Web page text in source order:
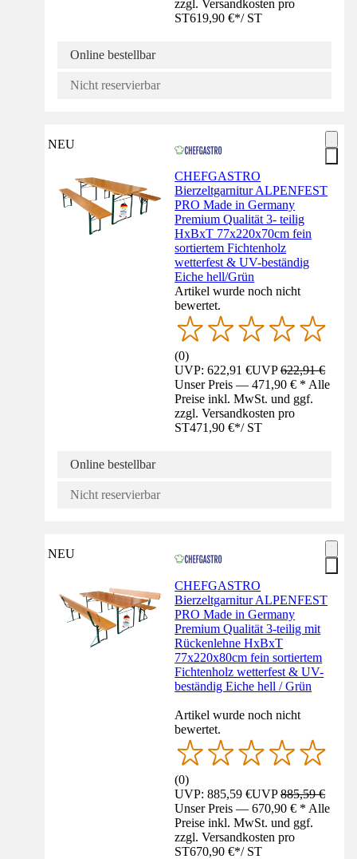
zzgl. Versandkosten pro
ST619,90 €*/ ST
Online bestellbar
Nicht reservierbar
NEU
CHEFGASTRO
Bierzeltgarnitur ALPENFEST
PRO Made in Germany
Premium Qualität 3- teilig
HxBxT 77x220x70cm fein
sortiertem Fichtenholz
wetterfest & UV-beständig
Eiche hell/Grün
Artikel wurde noch nicht
bewertet.
(0)
UVP: 622,91 €UVP622,91 €
Unser Preis — 471,90 € * Alle
Preise inkl. MwSt. und ggf.
zzgl. Versandkosten pro
ST471,90 €*/ ST
Online bestellbar
Nicht reservierbar
NEU
CHEFGASTRO
Bierzeltgarnitur ALPENFEST
PRO Made in Germany
Premium Qualität 3-teilig mit
Rückenlehne HxBxT
77x220x80cm fein sortiertem
Fichtenholz wetterfest & UV-
beständig Eiche hell / Grün
Artikel wurde noch nicht
bewertet.
(0)
UVP: 885,59 €UVP885,59 €
Unser Preis — 670,90 € * Alle
Preise inkl. MwSt. und ggf.
zzgl. Versandkosten pro
ST670,90 €*/ ST